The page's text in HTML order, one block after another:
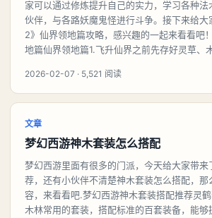
家可以通过修炼提升自己的实力，学习各种法
伙伴，与各路妖魔鬼怪进行斗争。接下来给大
2》仙界领地篇攻略，感兴趣的一起来看看吧
地篇仙界领地篇1.飞升仙界之前先存好灵草、木
2026-02-07 · 5,521 阅读
文章
梦幻西游神木套装怎么搭配
梦幻西游里面有很多的门派，今天给大家带来
荐，还有小伙伴不清楚神木套装怎么搭配，那
容，来看看吧.梦幻西游神木套装搭配推荐‌灵
木林常用的套装，搭配标准的百套装备，能够